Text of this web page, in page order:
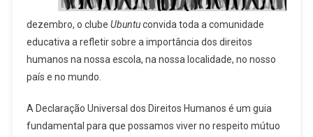
dezembro, o clube Ubuntuconvida toda a comunidade
educativa a refletir sobre a importância dos direitos
humanos na nossa escola, na nossa localidade, no nosso
país e no mundo.
A Declaração Universal dos Direitos Humanos é um guia
fundamental para que possamos viver no respeito mútuo